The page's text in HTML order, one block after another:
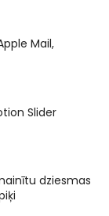
Mail,
Slider
dziesmas